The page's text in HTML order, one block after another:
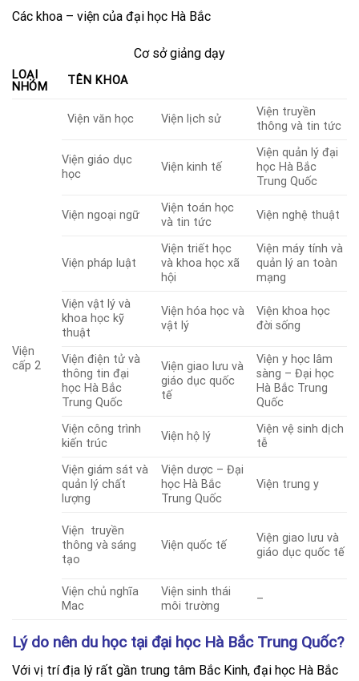
Các khoa – viện của đại học Hà Bắc
Cơ sở giảng dạy
LOẠI
NHÓM
TÊN KHOA
Viện
cấp 2
Viện văn học Viện lịch sử
Viện truyền
thông và tin tức
Viện giáo dục
học
Viện kinh tế
Viện quản lý đại
học Hà Bắc
Trung Quốc
Viện ngoại ngữ
Viện toán học
và tin tức
Viện nghệ thuật
Viện pháp luật
Viện triết học
và khoa học xã
hội
Viện máy tính và
quản lý an toàn
mạng
Viện vật lý và
khoa học kỹ
thuật
Viện hóa học và
vật lý
Viện khoa học
đời sống
Viện điện tử và
thông tin đại
học Hà Bắc
Trung Quốc
Viện giao lưu và
giáo dục quốc
tế
Viện y học lâm
sàng – Đại học
Hà Bắc Trung
Quốc
Viện công trình
kiến trúc
Viện hộ lý
Viện vệ sinh dịch
tễ
Viện giám sát và
quản lý chất
lượng
Viện dược – Đại
học Hà Bắc
Trung Quốc
Viện trung y
Viện truyền
thông và sáng
tạo
Viện quốc tế
Viện giao lưu và
giáo dục quốc tế
Viện chủ nghĩa
Mac
Viện sinh thái
môi trường
–
Lý do nên du học tại đại học Hà Bắc Trung Quốc?
Với vị trí địa lý rất gần trung tâm Bắc Kinh, đại học Hà Bắc